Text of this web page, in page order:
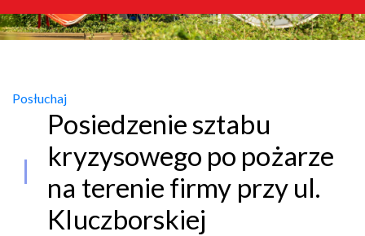
Posłuchaj
Posiedzenie sztabu
kryzysowego po pożarze
na terenie firmy przy ul.
Kluczborskiej